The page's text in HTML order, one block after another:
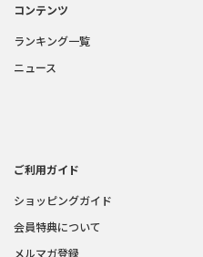
コンテンツ
ランキング一覧
ニュース
ご利用ガイド
ショッピングガイド
会員特典について
メルマガ登録